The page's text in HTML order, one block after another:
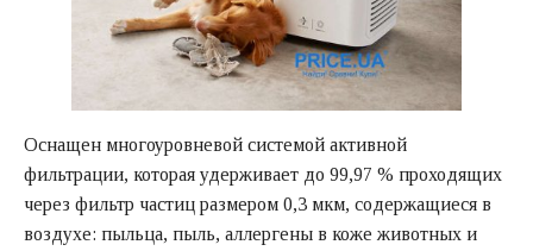
Оснащен многоуровневой системой активной
фильтрации, которая удерживает до 99,97 % проходящих
через фильтр частиц размером 0,3 мкм, содержащиеся в
воздухе: пыльца, пыль, аллергены в коже животных и